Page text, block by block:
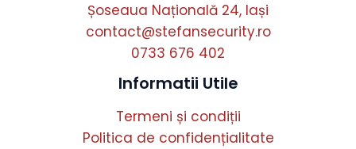
Șoseaua Națională 24, Iași
contact@stefansecurity.ro
0733 676 402
Informatii Utile
Termeni și condiții
Politica de confidențialitate